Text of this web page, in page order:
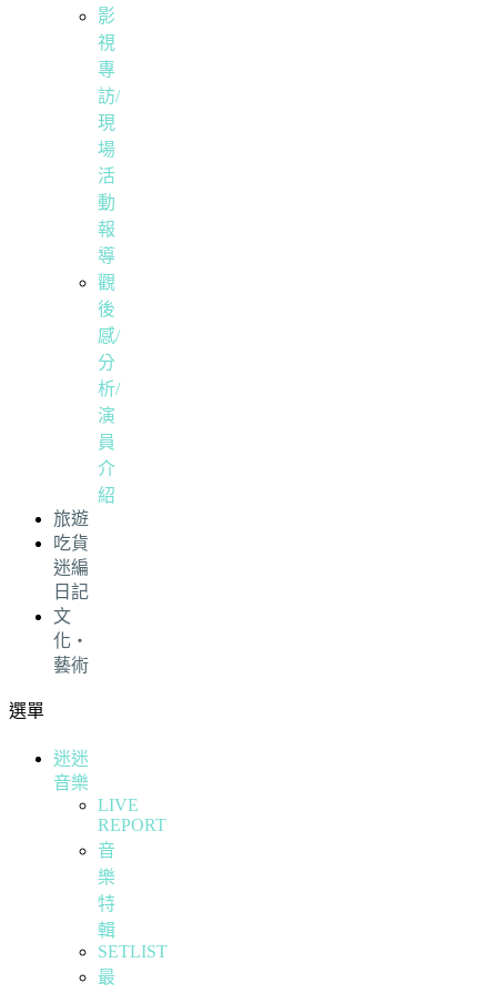
影
視
專
訪/
現
場
活
動
報
導
觀
後
感/
分
析/
演
員
介
紹
旅遊
吃貨
迷編
日記
文
化・
藝術
選單
迷迷
音樂
LIVE
REPORT
音
樂
特
輯
SETLIST
最